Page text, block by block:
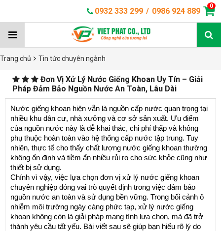
0932 333 299 / 0986 924 889
0
Trang chủ Tin tức chuyên ngành
Đơn Vị Xử Lý Nước Giếng Khoan Uy Tín – Giải
Pháp Đảm Bảo Nguồn Nước An Toàn, Lâu Dài
Nước giếng khoan hiện vẫn là nguồn cấp nước quan trọng tại
nhiều khu dân cư, nhà xưởng và cơ sở sản xuất. Ưu điểm
của nguồn nước này là dễ khai thác, chi phí thấp và không
phụ thuộc hoàn toàn vào hệ thống cấp nước tập trung. Tuy
nhiên, thực tế cho thấy chất lượng nước giếng khoan thường
không ổn định và tiềm ẩn nhiều rủi ro cho sức khỏe cũng như
thiết bị sử dụng.
Chính vì vậy, việc lựa chọn đơn vị xử lý nước giếng khoan
chuyên nghiệp đóng vai trò quyết định trong việc đảm bảo
nguồn nước an toàn và sử dụng bền vững. Trong bối cảnh ô
nhiễm môi trường ngày càng phức tạp, xử lý nước giếng
khoan không còn là giải pháp mang tính lựa chọn, mà đã trở
thành yêu cầu tất yếu. Bài viết sau sẽ giúp bạn hiểu rõ lý do